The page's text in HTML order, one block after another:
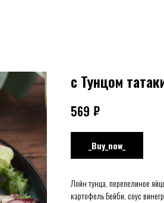
с Тунцом
569 ₽
_Buy_now_
Лойн тунца, перепелиное
картофель Бейби, соус